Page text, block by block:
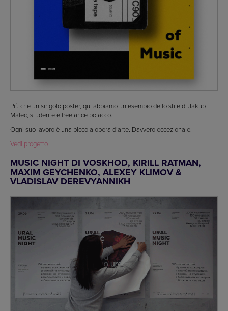
Più che un singolo poster, qui abbiamo un esempio dello stile di Jakub
Malec, studente e freelance polacco.
Ogni suo lavoro è una piccola opera d’arte. Davvero eccezionale.
Vedi progetto
MUSIC NIGHT DI VOSKHOD, KIRILL RATMAN,
MAXIM GEYCHENKO, ALEXEY KLIMOV &
VLADISLAV DEREVYANNIKH